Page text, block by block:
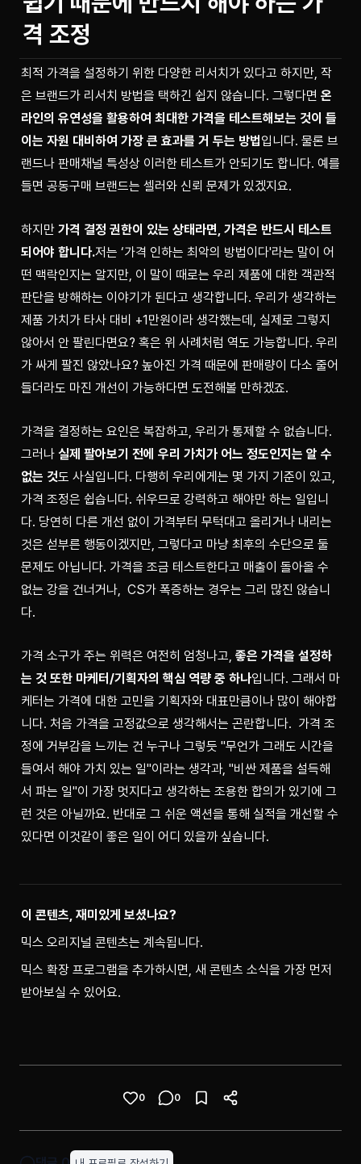
격 조정
최적 가격을 설정하기 위한 다양한 리서치가 있다고 하지만, 작
은 브랜드가 리서치 방법을 택하긴 쉽지 않습니다. 그렇다면 온
라인의 유연성을 활용하여 최대한 가격을 테스트해보는 것이 들
이는 자원 대비하여 가장 큰 효과를 거 두는 방법입니다. 물론 브
랜드나 판매채널 특성상 이러한 테스트가 안되기도 합니다. 예를
들면 공동구매 브랜드는 셀러와 신뢰 문제가 있겠지요.
하지만 가격 결정 권한이 있는 상태라면, 가격은 반드시 테스트
되어야 합니다.저는 ‘가격 인하는 최악의 방법이다'라는 말이 어
떤 맥락인지는 알지만, 이 말이 때로는 우리 제품에 대한 객관적
판단을 방해하는 이야기가 된다고 생각합니다. 우리가 생각하는
제품 가치가 타사 대비 +1만원이라 생각했는데, 실제로 그렇지
않아서 안 팔린다면요? 혹은 위 사례처럼 역도 가능합니다. 우리
가 싸게 팔진 않았나요? 높아진 가격 때문에 판매량이 다소 줄어
들더라도 마진 개선이 가능하다면 도전해볼 만하겠죠.
가격을 결정하는 요인은 복잡하고, 우리가 통제할 수 없습니다.
그러나 실제 팔아보기 전에 우리 가치가 어느 정도인지는 알 수
없는 것도 사실입니다. 다행히 우리에게는 몇 가지 기준이 있고,
가격 조정은 쉽습니다. 쉬우므로 강력하고 해야만 하는 일입니
다. 당연히 다른 개선 없이 가격부터 무턱대고 올리거나 내리는
것은 섣부른 행동이겠지만, 그렇다고 마냥 최후의 수단으로 둘
문제도 아닙니다. 가격을 조금 테스트한다고 매출이 돌아올 수
없는 강을 건너거나,  CS가 폭증하는 경우는 그리 많진 않습니
다.
가격 소구가 주는 위력은 여전히 엄청나고, 좋은 가격을 설정하
는 것 또한 마케터/기획자의 핵심 역량 중 하나입니다. 그래서 마
케터는 가격에 대한 고민을 기획자와 대표만큼이나 많이 해야합
니다. 처음 가격을 고정값으로 생각해서는 곤란합니다.  가격 조
정에 거부감을 느끼는 건 누구나 그렇듯 "무언가 그래도 시간을
들여서 해야 가치 있는 일"이라는 생각과, "비싼 제품을 설득해
서 파는 일"이 가장 멋지다고 생각하는 조용한 합의가 있기에 그
런 것은 아닐까요. 반대로 그 쉬운 액션을 통해 실적을 개선할 수
있다면 이것같이 좋은 일이 어디 있을까 싶습니다.
이 콘텐츠, 재미있게 보셨나요?
믹스 오리지널 콘텐츠는 계속됩니다.
믹스 확장 프로그램을 추가하시면, 새 콘텐츠 소식을 가장 먼저
받아보실 수 있어요.
0 0